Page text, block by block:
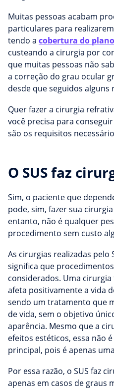
Muitas pessoas acabam
particulares para
tendo a cobertura do
custeando a cirurgia por
que muitas pessoas não
a correção do grau ocular
desde que seguidos alguns
Quer fazer a cirurgia
você precisa para
são os requisitos
O SUS faz
Sim, o paciente que
pode, sim, fazer sua
entanto, não é qualquer
procedimento sem custo
As cirurgias realizadas pelo
significa que
considerados. Uma
afeta positivamente a vida
sendo um tratamento que
de vida, sem o objetivo
aparência. Mesmo que a
efeitos estéticos, essa não
principal, pois é apenas
Por essa razão, o SUS faz
apenas em casos de graus